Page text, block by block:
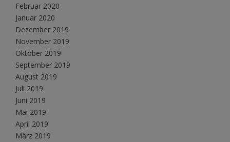
Februar 2020
Januar 2020
Dezember 2019
November 2019
Oktober 2019
September 2019
August 2019
Juli 2019
Juni 2019
Mai 2019
April 2019
März 2019